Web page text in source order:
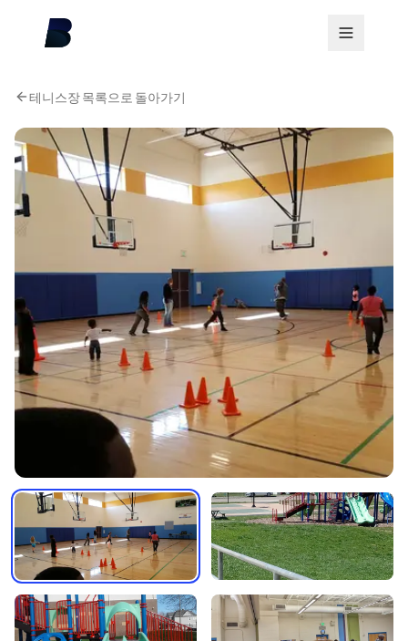
테니스장 목록으로 돌아가기